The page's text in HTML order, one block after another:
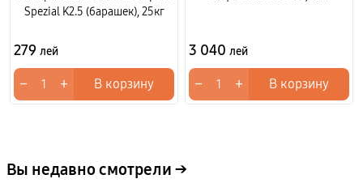
Spezial K2.5 (барашек), 25кг
279 лей
− + В корзину
3 040 лей
− + В корзину
Вы недавно смотрели →